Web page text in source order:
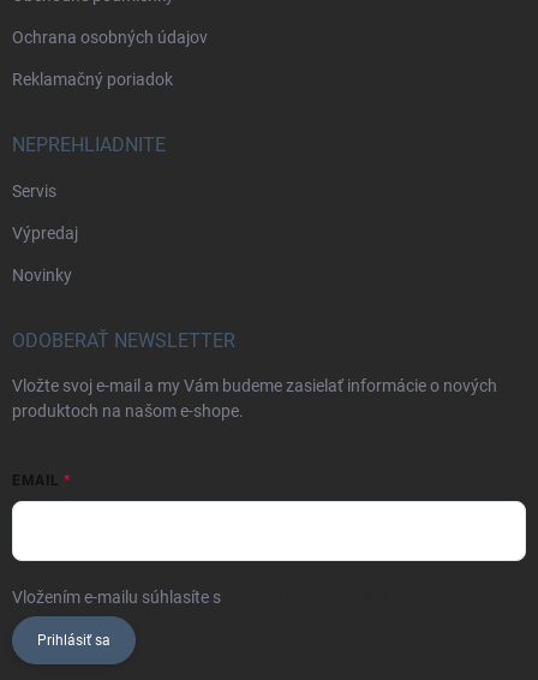
Ochrana osobných údajov
Reklamačný poriadok
NEPREHLIADNITE
Servis
Výpredaj
Novinky
ODOBERAŤ NEWSLETTER
Vložte svoj e-mail a my Vám budeme zasielať informácie o nových
produktoch na našom e-shope.
EMAIL
Vložením e-mailu súhlasíte s
Prihlásiť sa